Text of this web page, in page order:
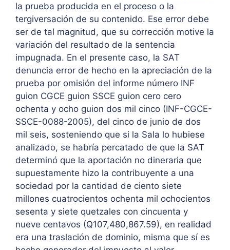
la prueba producida en el proceso o la
tergiversación de su contenido. Ese error debe
ser de tal magnitud, que su corrección motive la
variación del resultado de la sentencia
impugnada. En el presente caso, la SAT
denuncia error de hecho en la apreciación de la
prueba por omisión del informe número INF
guion CGCE guion SSCE guion cero cero
ochenta y ocho guion dos mil cinco (INF-CGCE-
SSCE-0088-2005), del cinco de junio de dos
mil seis, sosteniendo que si la Sala lo hubiese
analizado, se habría percatado de que la SAT
determinó que la aportación no dineraria que
supuestamente hizo la contribuyente a una
sociedad por la cantidad de ciento siete
millones cuatrocientos ochenta mil ochocientos
sesenta y siete quetzales con cincuenta y
nueve centavos (Q107,480,867.59), en realidad
era una traslación de dominio, misma que sí es